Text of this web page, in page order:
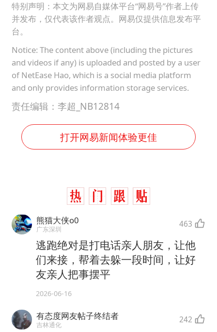
特别声明：本文为网易自媒体平台“网易号”作者上传
并发布，仅代表该作者观点。网易仅提供信息发布平
台。
Notice: The content above (including the pictures
and videos if any) is uploaded and posted by a user
of NetEase Hao, which is a social media platform
and only provides information storage services.
责任编辑：李超_NB12814
打开网易新闻体验更佳
熊猫大侠o0
广东深圳 463
逃跑绝对是打电话亲人朋友，让他
们来接，帮着去躲一段时间，让好
友亲人把事摆平
2026-06-16
有态度网友帖子终结者
吉林通化 242